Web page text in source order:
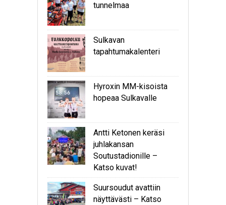
tunnelmaa
Sulkavan
tapahtumakalenteri
Hyroxin MM-kisoista
hopeaa Sulkavalle
Antti Ketonen keräsi
juhlakansan
Soutustadionille –
Katso kuvat!
Suursoudut avattiin
näyttävästi – Katso